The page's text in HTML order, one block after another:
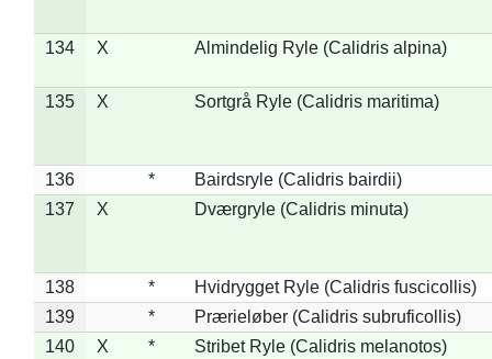
134 X Almindelig Ryle (Calidris alpina)
135 X Sortgrå Ryle (Calidris maritima)
136 *
Bairdsryle (Calidris bairdii)
137
X Dværgryle (Calidris minuta)
138 *
Hvidrygget Ryle (Calidris fuscicollis)
139
*
Prærieløber (Calidris subruficollis)
140
X * Stribet Ryle (Calidris melanotos)